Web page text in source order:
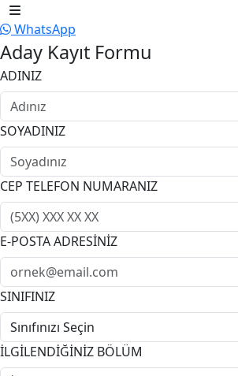
WhatsApp
Aday Kayıt Formu
ADINIZ
SOYADINIZ
CEP TELEFON NUMARANIZ
E-POSTA ADRESİNİZ
SINIFINIZ
İLGİLENDİĞİNİZ BÖLÜM